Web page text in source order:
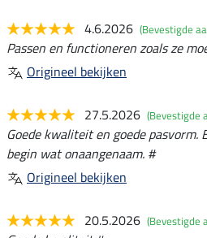
4.6.2026 (Bevestigde
Passen en functioneren zoals ze
Origineel bekijken
27.5.2026 (Bevestigde
Goede kwaliteit en goede pasvorm.
begin wat onaangenaam. #
Origineel bekijken
20.5.2026 (Bevestigde